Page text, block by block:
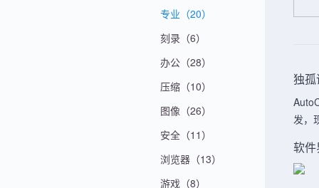
独
发，
软
专业（20）
刻录（6）
办公（28）
压缩（10）
图像（26）
安全（11）
浏览器（13）
游戏（8）